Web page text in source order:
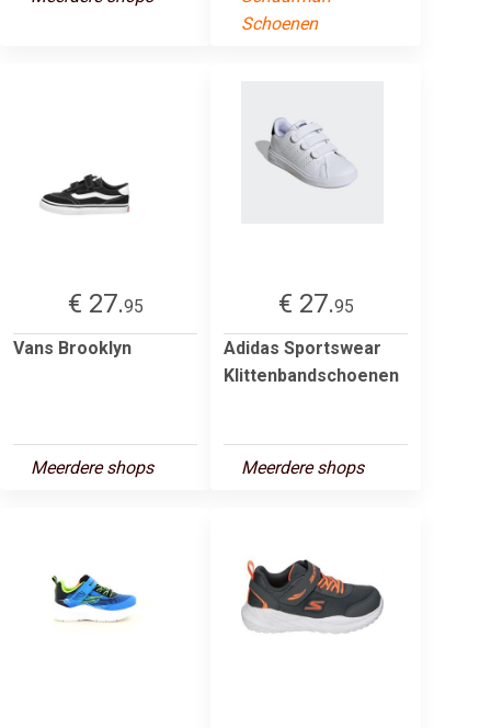
Schoenen
€ 27.95
Vans Brooklyn
Meerdere shops
€ 27.95
Adidas Sportswear
Klittenbandschoenen
Meerdere shops